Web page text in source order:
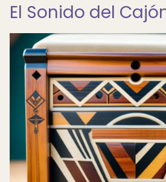
El Sonido del